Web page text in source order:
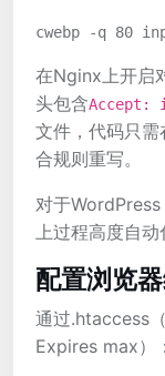
在Nginx上开启
头包含Accept:
文件，代码只
合规则重写。
对于WordPress
上过程高度自动
配置浏览
通过.htaccess
Expires max）：